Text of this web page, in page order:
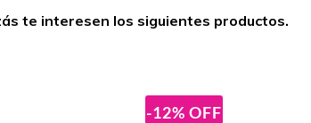
te interesen los siguientes productos.
-12% OFF